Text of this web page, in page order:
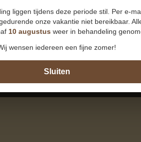
liggen tijdens deze periode stil. Per e-
onze vakantie niet bereikbaar.
10 augustus weer in behandeling
wensen iedereen een fijne zomer!
Sluiten